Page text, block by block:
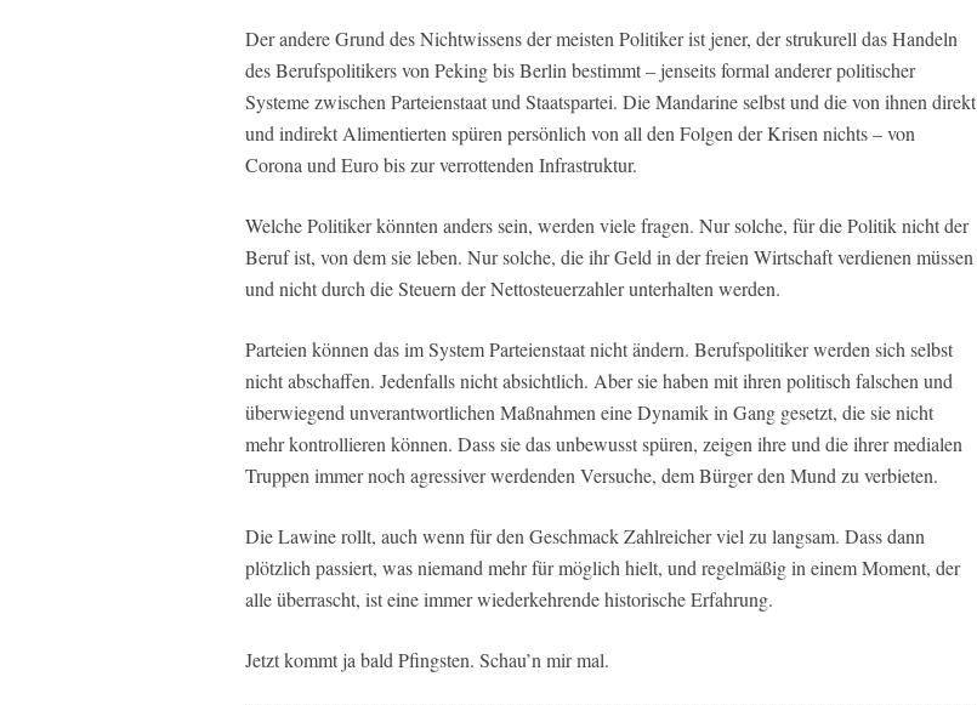
Der andere Grund des Nichtwissens der meisten Politiker ist jener, der strukurell das Handeln
des Berufspolitikers von Peking bis Berlin bestimmt – jenseits formal anderer politischer
Systeme zwischen Parteienstaat und Staatspartei. Die Mandarine selbst und die von ihnen direkt
und indirekt Alimentierten spüren persönlich von all den Folgen der Krisen nichts – von
Corona und Euro bis zur verrottenden Infrastruktur.
Welche Politiker könnten anders sein, werden viele fragen. Nur solche, für die Politik nicht der
Beruf ist, von dem sie leben. Nur solche, die ihr Geld in der freien Wirtschaft verdienen müssen
und nicht durch die Steuern der Nettosteuerzahler unterhalten werden.
Parteien können das im System Parteienstaat nicht ändern. Berufspolitiker werden sich selbst
nicht abschaffen. Jedenfalls nicht absichtlich. Aber sie haben mit ihren politisch falschen und
überwiegend unverantwortlichen Maßnahmen eine Dynamik in Gang gesetzt, die sie nicht
mehr kontrollieren können. Dass sie das unbewusst spüren, zeigen ihre und die ihrer medialen
Truppen immer noch agressiver werdenden Versuche, dem Bürger den Mund zu verbieten.
Die Lawine rollt, auch wenn für den Geschmack Zahlreicher viel zu langsam. Dass dann
plötzlich passiert, was niemand mehr für möglich hielt, und regelmäßig in einem Moment, der
alle überrascht, ist eine immer wiederkehrende historische Erfahrung.
Jetzt kommt ja bald Pfingsten. Schau’n mir mal.